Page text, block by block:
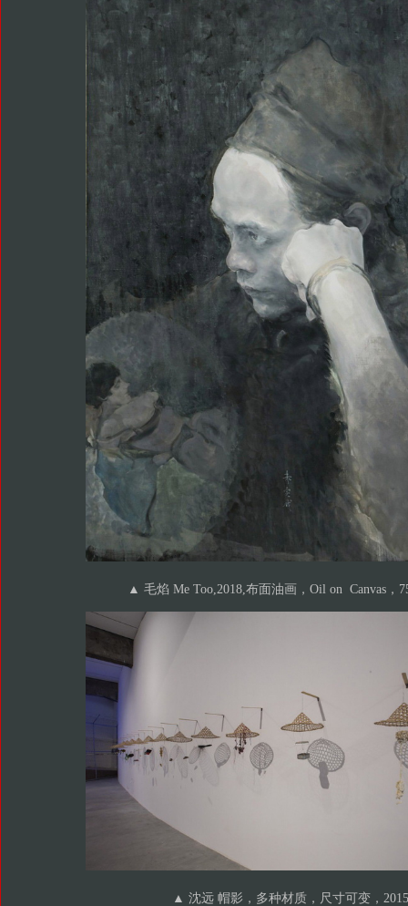
▲ 毛焰 Me Too,2018,布面油画，Oil on Canvas，
▲ 沈远 帽影，多种材质，尺寸可变，2015